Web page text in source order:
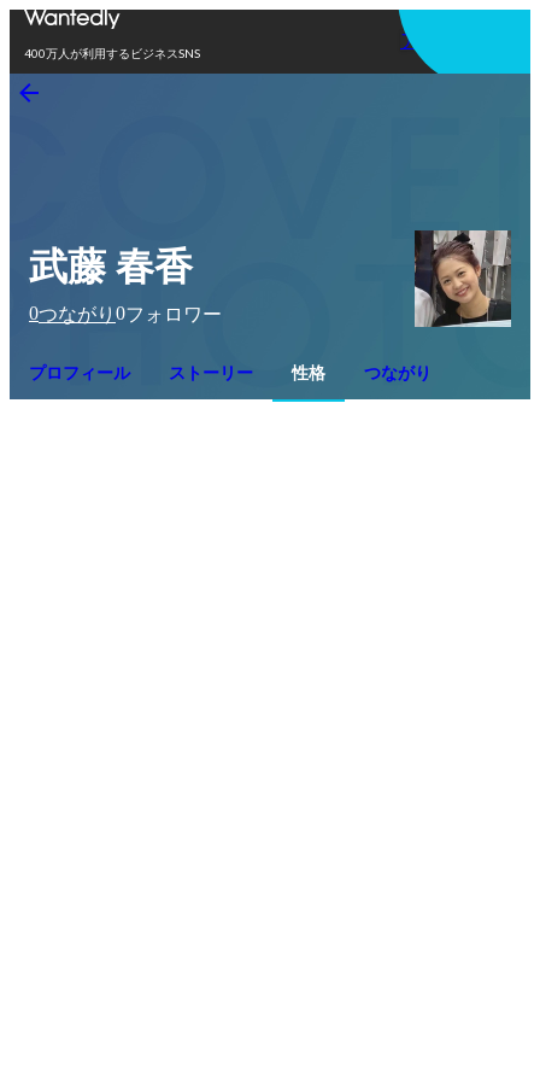
400万人が利用するビジネスSNS
アプリを使う
武藤 春香
0つながり 0フォロワー
プロフィール ストーリー 性格 つながり